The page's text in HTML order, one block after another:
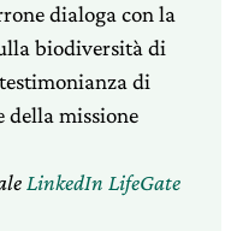
dialoga con la
biodiversità di
di
della missione
LinkedIn LifeGate